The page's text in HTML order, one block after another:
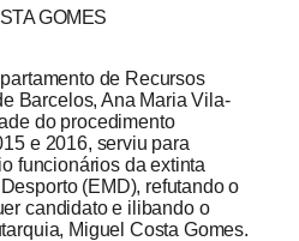
GOMES
de Recursos
Barcelos, Ana Maria Vila-
do procedimento
e 2016, serviu para
funcionários da extinta
(EMD), refutando o
candidato e ilibando o
Miguel Costa Gomes.